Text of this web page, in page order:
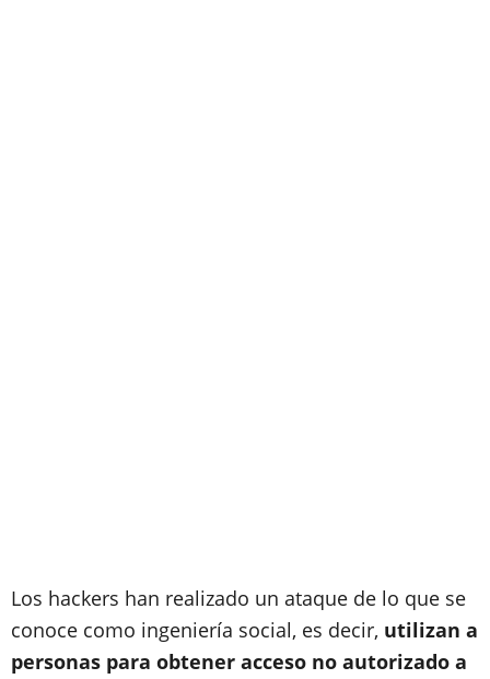
Los hackers han realizado un ataque de lo que se
conoce como ingeniería social, es decir, utilizan a
personas para obtener acceso no autorizado a